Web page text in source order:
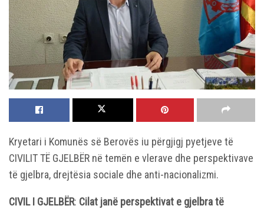
Kryetari i Komunës së Berovës iu përgjigj pyetjeve të
CIVILIT TË GJELBËR në temën e vlerave dhe perspektivave
të gjelbra, drejtësia sociale dhe anti-nacionalizmi.
CIVILI GJELBËR: Cilat janë perspektivat e gjelbra të